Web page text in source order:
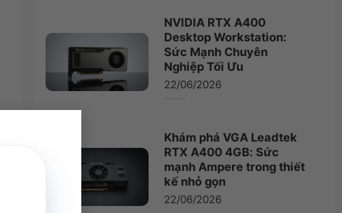
NVIDIA RTX A400
Desktop Workstation:
Sức Mạnh Chuyên
Nghiệp Tối Ưu
22/06/2026
Khám phá VGA Leadtek
RTX A400 4GB: Sức
mạnh Ampere trong thiết
kế nhỏ gọn
22/06/2026